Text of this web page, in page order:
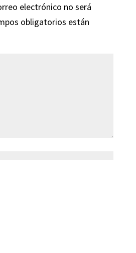
electrónico no será
obligatorios están